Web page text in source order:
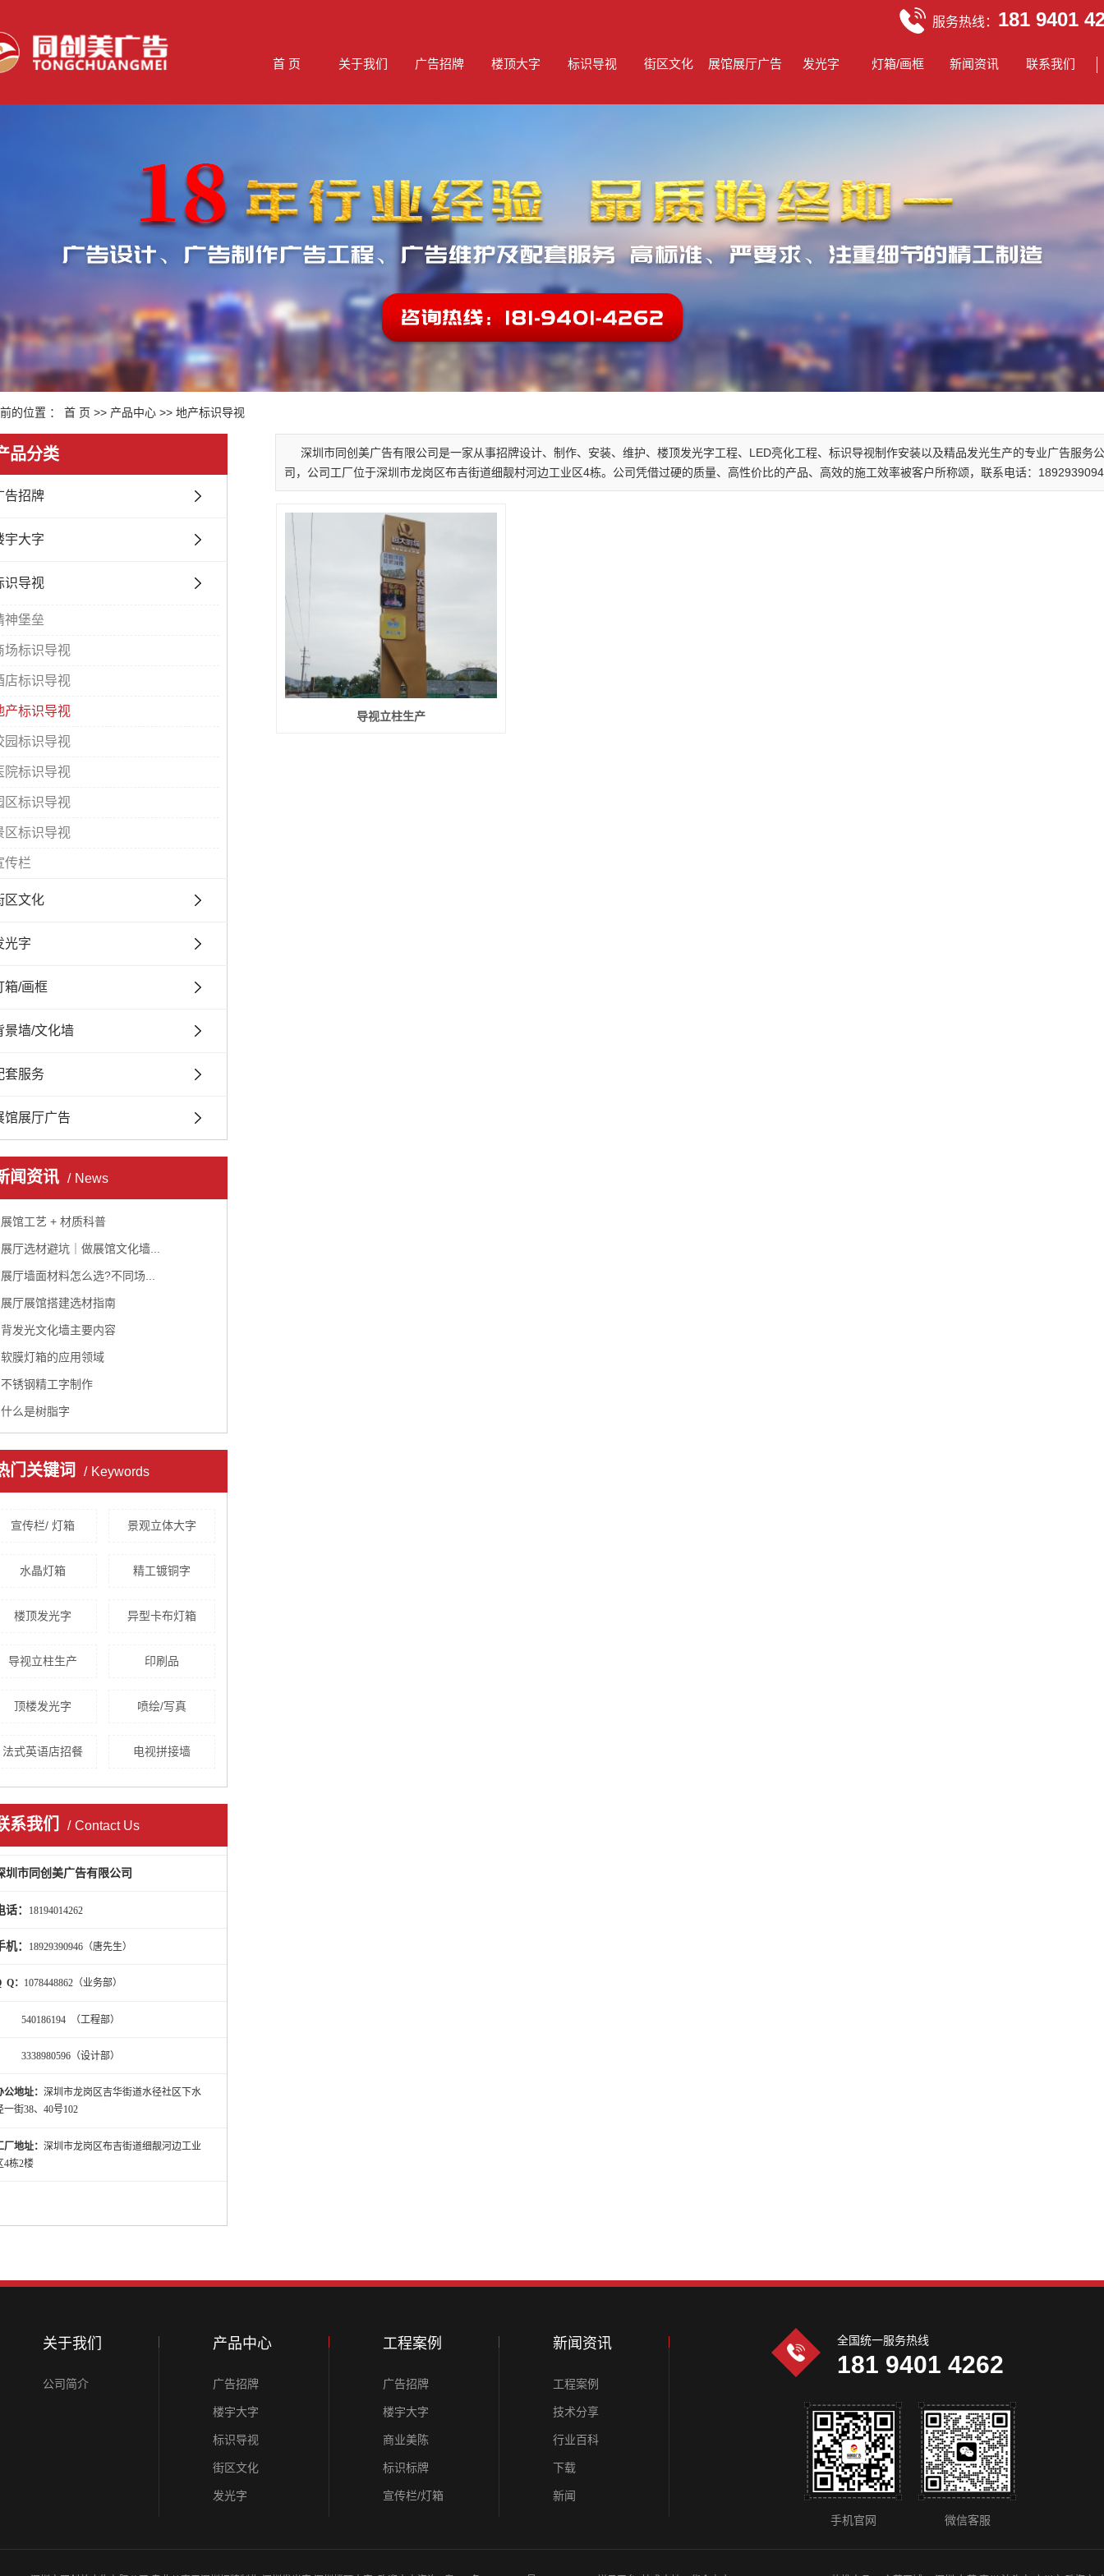
服务热线： 181 9401
首 页 关于我们 广告招牌 楼顶大字 标识导视 街区文化 展馆展厅广告 发光字 灯箱/画框 新闻资讯 联系我们
的位置 ： 首 页 >> 产品中心 >> 地产标识导视
品分类
告招牌
宇大字
识导视
神堡垒
场标识导视
店标识导视
产标识导视
园标识导视
院标识导视
区标识导视
区标识导视
传栏
区文化
光字
箱/画框
景墙/文化墙
套服务
馆展厅广告
闻资讯 News
展馆工艺 + 材质科普
展厅选材避坑｜做展馆文化墙...
展厅墙面材料怎么选?不同场...
展厅展馆搭建选材指南
背发光文化墙主要内容
软膜灯箱的应用领域
不锈钢精工字制作
什么是树脂字
门关键词 Keywords
宣传栏/ 灯箱 景观立体大字
水晶灯箱 精工镀铜字
楼顶发光字 异型卡布灯箱
导视立柱生产 印刷品
顶楼发光字 喷绘/写真
法式英语店招餐 电视拼接墙
系我们 Contact Us
圳市同创美广告有限公司
话： 18194014262
机： 18929390946（唐先生）
Q： 1078448862（业务部）
（工程部）
（设计部）
公地址： 深圳市龙岗区吉华街道水径社区下水
一街38、40号102
厂地址： 深圳市龙岗区布吉街道细靓河边工业
4栋2楼
深圳市同创美广告有限公司是一家从事招牌设计、制作、安装、维护、楼顶发光字工程、LED亮化工程、标识导视制作安装以及精品发光生产的专业广告服务
司，公司工厂位于深圳市龙岗区布吉街道细靓村河边工业区4栋。公司凭借过硬的质量、高性价比的产品、高效的施工效率被客户所称颂，联系电话：
导视立柱生产
关于我们
公司简介
产品中心
广告招牌
楼宇大字
标识导视
街区文化
发光字
背景墙/文化墙
工程案例
广告招牌
楼宇大字
商业美陈
标识标牌
宣传栏/灯箱
展示/礼仪
新闻资讯
工程案例
技术分享
行业百科
下载
新闻
全国统一服务热线
181 9401 4262
手机官网 微信客服